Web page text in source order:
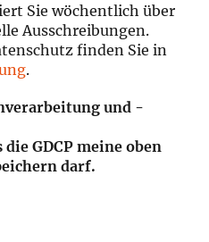
Sie wöchentlich über
Ausschreibungen.
finden Sie in
.
und -
GDCP meine oben
darf.